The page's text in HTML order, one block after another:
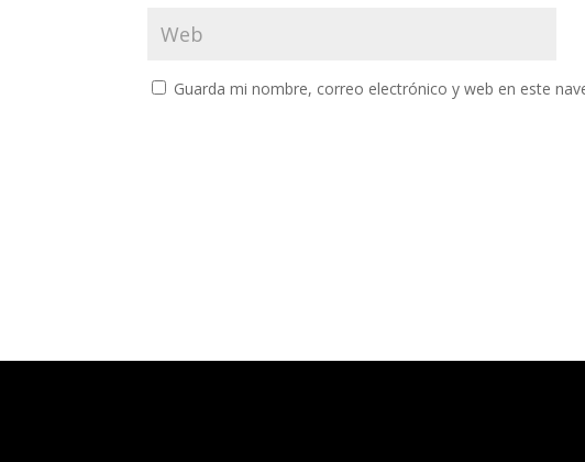
Guarda mi nombre, correo electrónico y web en este